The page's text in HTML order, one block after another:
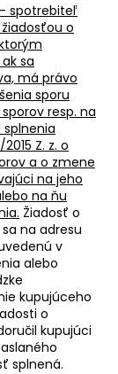
spotrebiteľ
o
sa
má právo
sporu
resp. na
Z. z. o
a o zmene
na jeho
na ňu
Žiadosť o
na adresu
v
alebo
kupujúceho
o
kupujúci
splnená.